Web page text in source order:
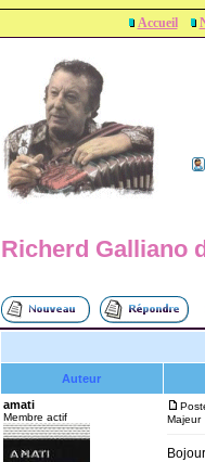
Accueil
Richerd Galliano
Auteur
amati
Membre actif
Majeur